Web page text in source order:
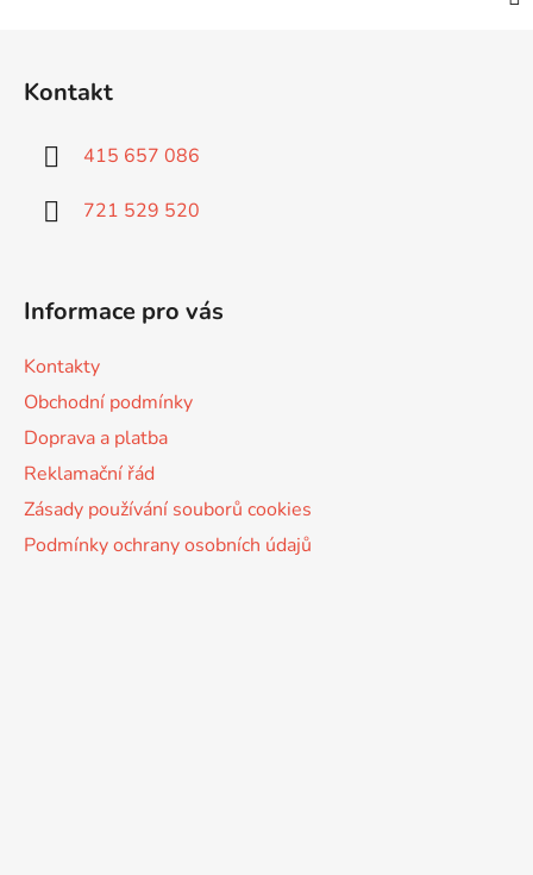
Kontakt
415 657 086
721 529 520
Informace pro vás
Kontakty
Obchodní podmínky
Doprava a platba
Reklamační řád
Zásady používání souborů cookies
Podmínky ochrany osobních údajů